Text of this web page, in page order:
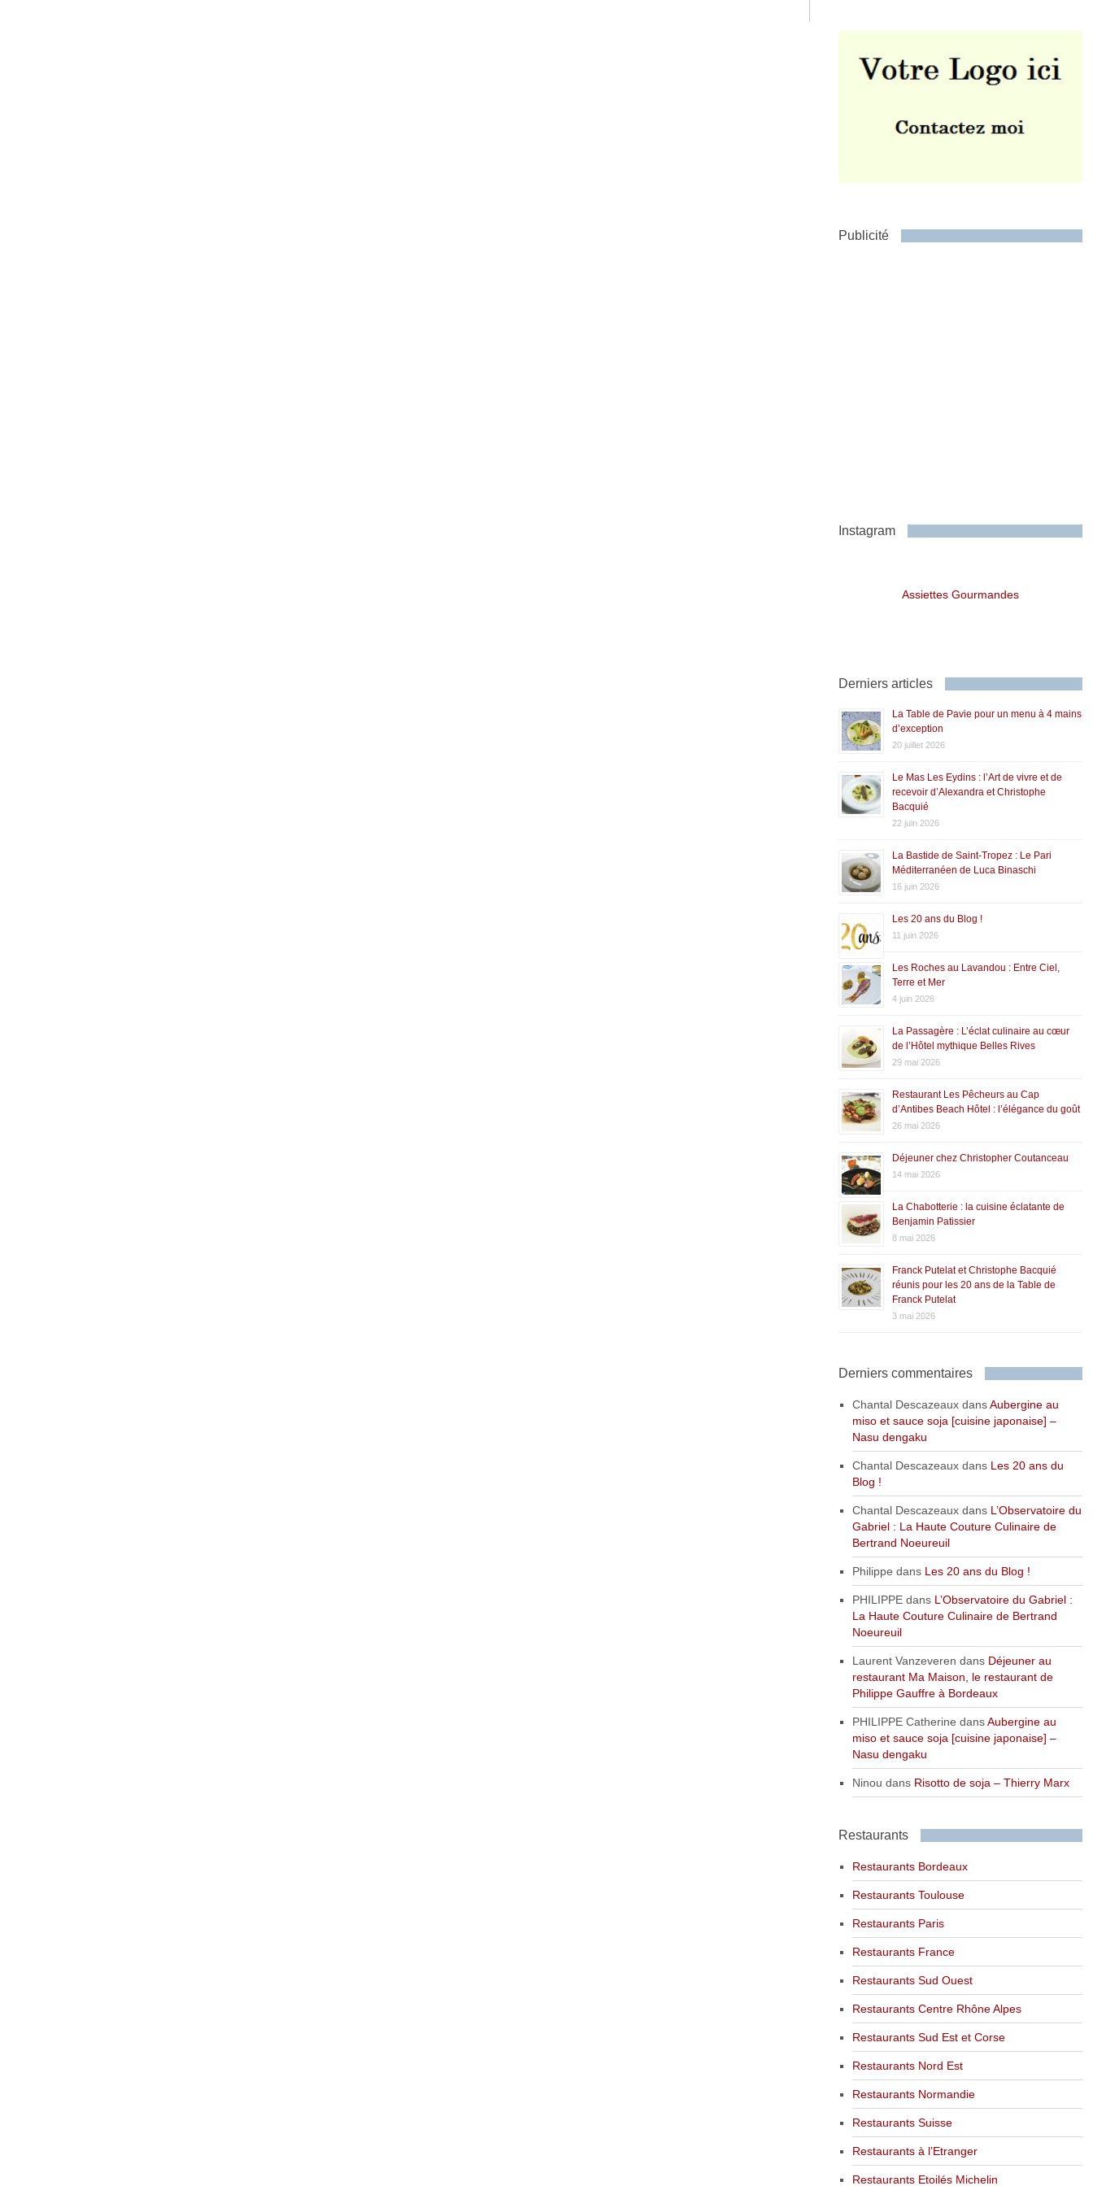
Publicité
Instagram
Assiettes Gourmandes
Derniers articles
La Table de Pavie pour un menu à 4 mains
d’exception
20 juillet 2026
Le Mas Les Eydins : l’Art de vivre et de
recevoir d’Alexandra et Christophe
Bacquié
22 juin 2026
La Bastide de Saint-Tropez : Le Pari
Méditerranéen de Luca Binaschi
16 juin 2026
Les 20 ans du Blog !
11 juin 2026
Les Roches au Lavandou : Entre Ciel,
Terre et Mer
4 juin 2026
La Passagère : L’éclat culinaire au cœur
de l’Hôtel mythique Belles Rives
29 mai 2026
Restaurant Les Pêcheurs au Cap
d’Antibes Beach Hôtel : l’élégance du goût
26 mai 2026
Déjeuner chez Christopher Coutanceau
14 mai 2026
La Chabotterie : la cuisine éclatante de
Benjamin Patissier
8 mai 2026
Franck Putelat et Christophe Bacquié
réunis pour les 20 ans de la Table de
Franck Putelat
3 mai 2026
Derniers commentaires
Chantal DescazeauxdansAubergine au
miso et sauce soja [cuisine japonaise] –
Nasu dengaku
Chantal Descazeauxdans Les 20 ans du
Blog !
Chantal Descazeauxdans L’Observatoire du
Gabriel : La Haute Couture Culinaire de
Bertrand Noeureuil
Philippe dans Les 20 ans du Blog !
PHILIPPEdans L’Observatoire du Gabriel :
La Haute Couture Culinaire de Bertrand
Noeureuil
Laurent Vanzeveren dans Déjeuner au
restaurant Ma Maison, le restaurant de
Philippe Gauffre à Bordeaux
PHILIPPE Catherine dansAubergine au
miso et sauce soja [cuisine japonaise] –
Nasu dengaku
Ninou dans Risotto de soja – Thierry Marx
Restaurants
Restaurants Bordeaux
Restaurants Toulouse
Restaurants Paris
Restaurants France
Restaurants Sud Ouest
Restaurants Centre Rhône Alpes
Restaurants Sud Est et Corse
Restaurants Nord Est
Restaurants Normandie
Restaurants Suisse
Restaurants à l’Etranger
Restaurants Etoilés Michelin